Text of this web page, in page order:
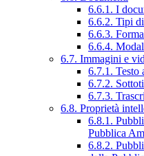
6.6.1. I
6.6.2. Tipi
6.6.3.
6.6.4.
6.7. Immagini e
6.7.1. Testo
6.7.2.
6.7.3.
6.8. Proprietà
6.8.1.
Pubblica
6.8.2.